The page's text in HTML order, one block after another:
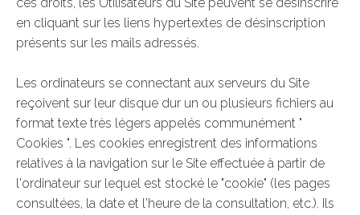
en cliquant sur les liens hypertextes de désinscription
présents sur les mails adressés.
Les ordinateurs se connectant aux serveurs du Site
reçoivent sur leur disque dur un ou plusieurs fichiers au
format texte très légers appelés communément "
Cookies ". Les cookies enregistrent des informations
relatives à la navigation sur le Site effectuée à partir de
l'ordinateur sur lequel est stocké le "cookie" (les pages
consultées, la date et l'heure de la consultation, etc.). Ils